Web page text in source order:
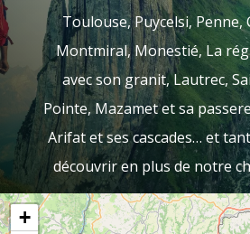
Toulouse, Puycelsi, Penne,
Montmiral, Monestié, La
avec son granit, Lautrec,
Pointe, Mazamet et sa
Arifat et ses cascades… et
découvrir en plus de notre
+